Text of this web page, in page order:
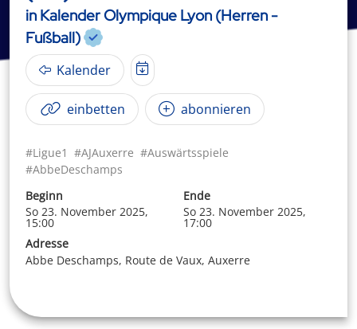
in Kalender Olympique Lyon (Herren -
Fußball)
Kalender
einbetten abonnieren
#Ligue1 #AJAuxerre #Auswärtsspiele
#AbbeDeschamps
Beginn
So 23. November 2025,
15:00
Ende
So 23. November 2025,
17:00
Adresse
Abbe Deschamps, Route de Vaux, Auxerre